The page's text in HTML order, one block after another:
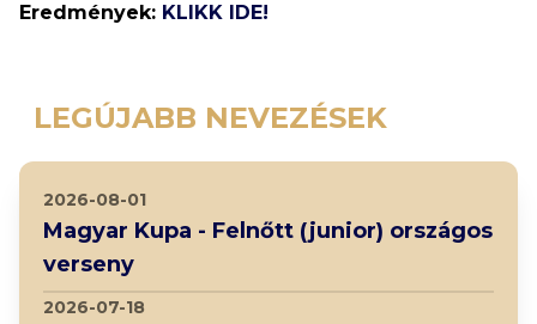
Eredmények: KLIKK IDE!
LEGÚJABB NEVEZÉSEK
2026-08-01
Magyar Kupa - Felnőtt (junior) országos
verseny
2026-07-18